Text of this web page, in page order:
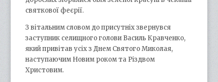
святкової феєрії.
З вітальним словом до присутніх звернувся
заступник селищного голови Василь Кравченко,
який привітав усіх з Днем Святого Миколая,
наступаючим Новим роком та Різдвом
Христовим.